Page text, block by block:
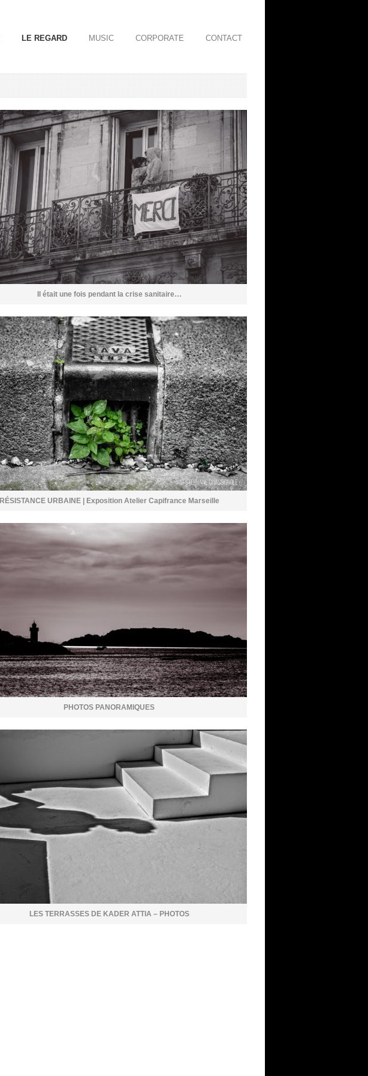
LE REGARD MUSIC CORPORATE CONTACT
Il était une fois pendant la crise sanitaire…
RÉSISTANCE URBAINE | Exposition Atelier Capifrance Marseille
PHOTOS PANORAMIQUES
LES TERRASSES DE KADER ATTIA – PHOTOS